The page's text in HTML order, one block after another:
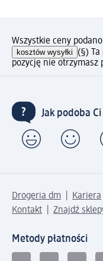
Wszystkie ceny
kosztów wysyłki (§)
pozycję nie otrzymasz
Jak podoba
Drogeria dm Kariera
Kontakt
Znajdź
Metody płatności